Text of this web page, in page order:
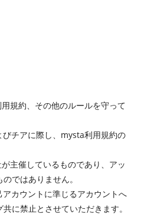
規約、その他のルールを守って
チアに際し、mysta利用規約の
主催しているものであり、アッ
ではありません。
カウントに準じるアカウントへ
に禁止とさせていただきます。